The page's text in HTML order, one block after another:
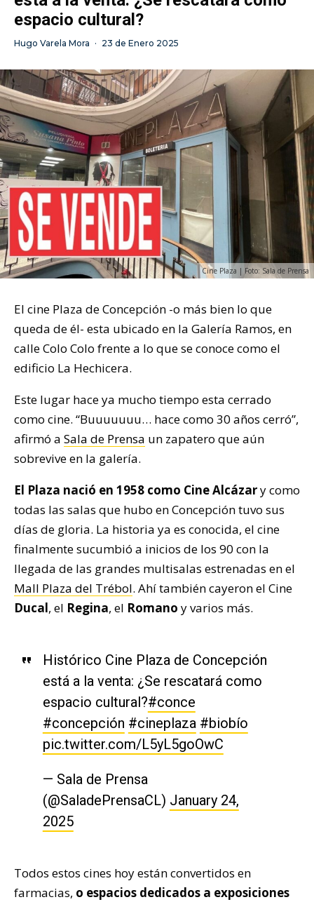
espacio cultural?
Hugo Varela Mora · 23 de Enero 2025
Cine Plaza | Foto: Sala de Prensa
El cine Plaza de Concepción -o más bien lo que
queda de él- esta ubicado en la Galería Ramos, en
calle Colo Colo frente a lo que se conoce como el
edificio La Hechicera.
Este lugar hace ya mucho tiempo esta cerrado
como cine. “Buuuuuuu… hace como 30 años cerró”,
afirmó a Sala de Prensa un zapatero que aún
sobrevive en la galería.
El Plaza nació en 1958 como Cine Alcázary como
todas las salas que hubo en Concepción tuvo sus
días de gloria. La historia ya es conocida, el cine
finalmente sucumbió a inicios de los 90 con la
llegada de las grandes multisalas estrenadas en el
Mall Plaza del Trébol. Ahí también cayeron el Cine
Ducal, el Regina, el Romano y varios más.
Histórico Cine Plaza de Concepción
está a la venta: ¿Se rescatará como
espacio cultural?#conce
#concepción #cineplaza #biobío
pic.twitter.com/L5yL5goOwC
— Sala de Prensa
(@SaladePrensaCL) January 24,
2025
Todos estos cines hoy están convertidos en
farmacias, o espacios dedicados a exposiciones